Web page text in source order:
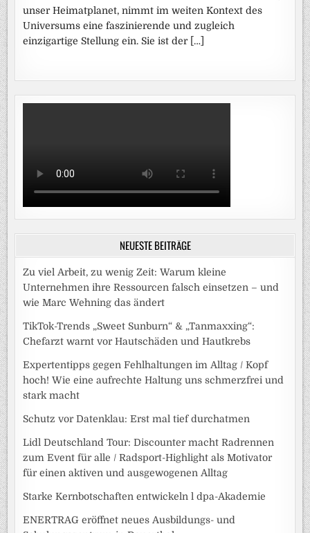
unser Heimatplanet, nimmt im weiten Kontext des
Universums eine faszinierende und zugleich
einzigartige Stellung ein. Sie ist der […]
NEUESTE BEITRÄGE
Zu viel Arbeit, zu wenig Zeit: Warum kleine
Unternehmen ihre Ressourcen falsch einsetzen – und
wie Marc Wehning das ändert
TikTok-Trends „Sweet Sunburn“ & „Tanmaxxing“:
Chefarzt warnt vor Hautschäden und Hautkrebs
Expertentipps gegen Fehlhaltungen im Alltag / Kopf
hoch! Wie eine aufrechte Haltung uns schmerzfrei und
stark macht
Schutz vor Datenklau: Erst mal tief durchatmen
Lidl Deutschland Tour: Discounter macht Radrennen
zum Event für alle / Radsport-Highlight als Motivator
für einen aktiven und ausgewogenen Alltag
Starke Kernbotschaften entwickeln l dpa-Akademie
ENERTRAG eröffnet neues Ausbildungs- und